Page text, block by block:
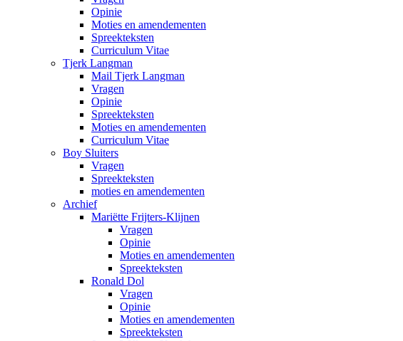
Opinie
Moties en amendementen
Spreekteksten
Curriculum Vitae
Tjerk Langman
Mail Tjerk Langman
Vragen
Opinie
Spreekteksten
Moties en amendementen
Curriculum Vitae
Boy Sluiters
Vragen
Spreekteksten
moties en amendementen
Archief
Mariëtte Frijters-Klijnen
Vragen
Opinie
Moties en amendementen
Spreekteksten
Ronald Dol
Vragen
Opinie
Moties en amendementen
Spreekteksten